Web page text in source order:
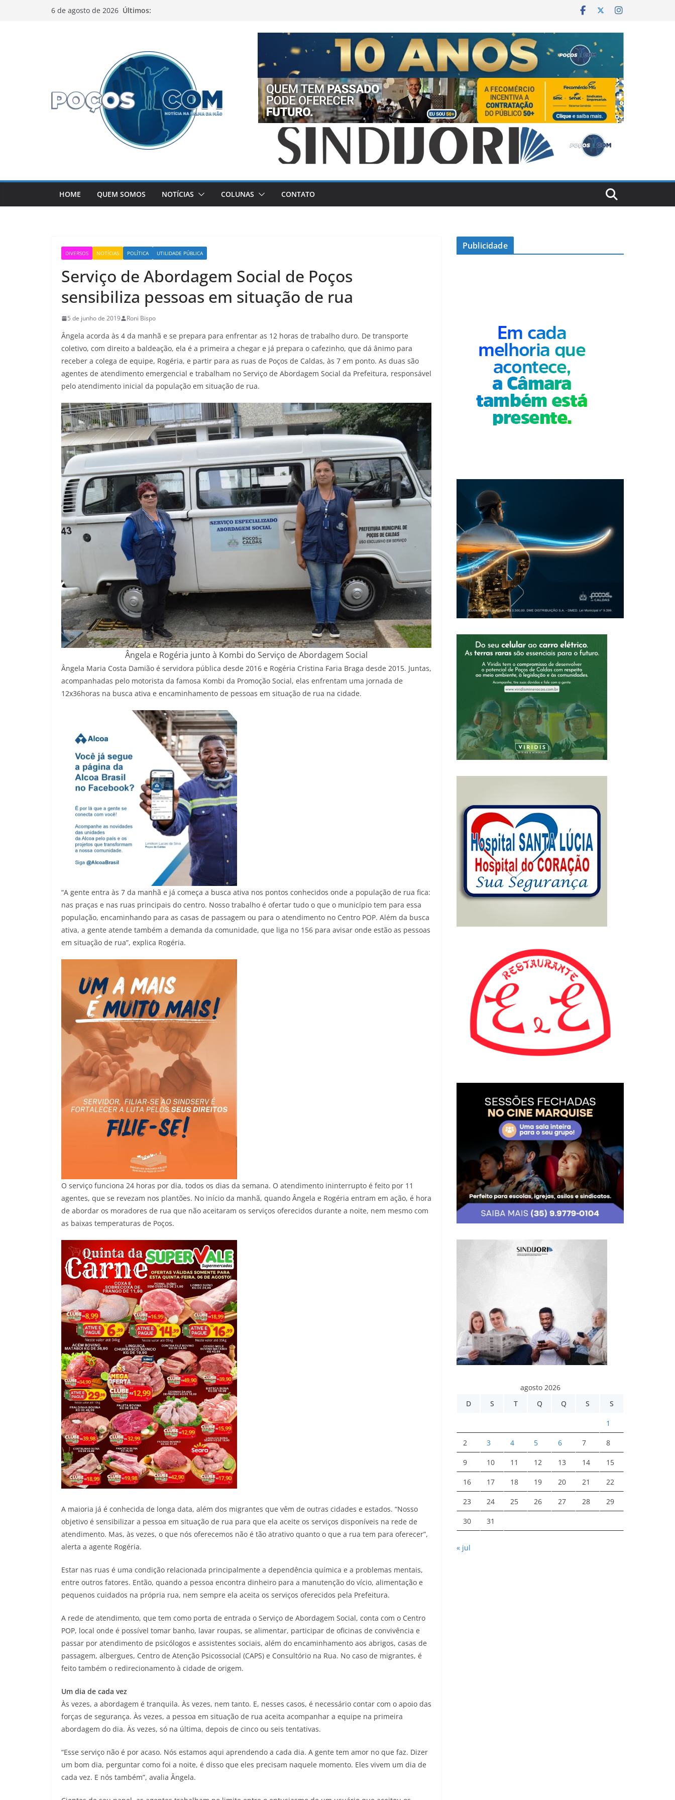
6 de agosto de 2026 Últimos:
HOME QUEM SOMOS NOTÍCIAS COLUNAS CONTATO
DIVERSOS NOTÍCIAS POLÍTICA UTILIDADE PÚBLICA
Serviço de Abordagem Social de Poços
sensibiliza pessoas em situação de rua
5 de junho de 2019 Roni Bispo
Ângela acorda às 4 da manhã e se prepara para enfrentar as 12 horas de trabalho duro. De transporte
coletivo, com direito a baldeação, ela é a primeira a chegar e já prepara o cafezinho, que dá ânimo para
receber a colega de equipe, Rogéria, e partir para as ruas de Poços de Caldas, às 7 em ponto. As duas são
agentes de atendimento emergencial e trabalham no Serviço de Abordagem Social da Prefeitura, responsável
pelo atendimento inicial da população em situação de rua.
Ângela e Rogéria junto à Kombi do Serviço de Abordagem Social
Ângela Maria Costa Damião é servidora pública desde 2016 e Rogéria Cristina Faria Braga desde 2015. Juntas,
acompanhadas pelo motorista da famosa Kombi da Promoção Social, elas enfrentam uma jornada de
12x36horas na busca ativa e encaminhamento de pessoas em situação de rua na cidade.
“A gente entra às 7 da manhã e já começa a busca ativa nos pontos conhecidos onde a população de rua fica:
nas praças e nas ruas principais do centro. Nosso trabalho é ofertar tudo o que o município tem para essa
população, encaminhando para as casas de passagem ou para o atendimento no Centro POP. Além da busca
ativa, a gente atende também a demanda da comunidade, que liga no 156 para avisar onde estão as pessoas
em situação de rua”, explica Rogéria.
O serviço funciona 24 horas por dia, todos os dias da semana. O atendimento ininterrupto é feito por 11
agentes, que se revezam nos plantões. No início da manhã, quando Ângela e Rogéria entram em ação, é hora
de abordar os moradores de rua que não aceitaram os serviços oferecidos durante a noite, nem mesmo com
as baixas temperaturas de Poços.
A maioria já é conhecida de longa data, além dos migrantes que vêm de outras cidades e estados. “Nosso
objetivo é sensibilizar a pessoa em situação de rua para que ela aceite os serviços disponíveis na rede de
atendimento. Mas, às vezes, o que nós oferecemos não é tão atrativo quanto o que a rua tem para oferecer”,
alerta a agente Rogéria.
Estar nas ruas é uma condição relacionada principalmente a dependência química e a problemas mentais,
entre outros fatores. Então, quando a pessoa encontra dinheiro para a manutenção do vício, alimentação e
pequenos cuidados na própria rua, nem sempre ela aceita os serviços oferecidos pela Prefeitura.
A rede de atendimento, que tem como porta de entrada o Serviço de Abordagem Social, conta com o Centro
POP, local onde é possível tomar banho, lavar roupas, se alimentar, participar de oficinas de convivência e
passar por atendimento de psicólogos e assistentes sociais, além do encaminhamento aos abrigos, casas de
passagem, albergues, Centro de Atenção Psicossocial (CAPS) e Consultório na Rua. No caso de migrantes, é
feito também o redirecionamento à cidade de origem.
Um dia de cada vez
Às vezes, a abordagem é tranquila. Às vezes, nem tanto. E, nesses casos, é necessário contar com o apoio das
forças de segurança. Às vezes, a pessoa em situação de rua aceita acompanhar a equipe na primeira
abordagem do dia. Às vezes, só na última, depois de cinco ou seis tentativas.
“Esse serviço não é por acaso. Nós estamos aqui aprendendo a cada dia. A gente tem amor no que faz. Dizer
um bom dia, perguntar como foi a noite, é disso que eles precisam naquele momento. Eles vivem um dia de
cada vez. E nós também”, avalia Ângela.
Publicidade
agosto 2026
D
S T Q Q S S
1
2 3 4 5 6 7 8
9 10 11 12 13 14 15
16 17 18 19 20 21 22
23 24 25 26 27 28 29
30 31
« jul